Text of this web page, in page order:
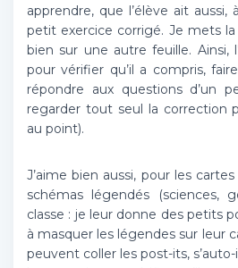
apprendre, que l’élève ait
petit exercice corrigé. Je mets
bien sur une autre feuille. Ainsi,
pour vérifier qu’il a compris,
répondre aux questions d’un
regarder tout seul la correction
au point).
J’aime bien aussi, pour les
schémas légendés (sciences,
classe : je leur donne des petits
à masquer les légendes sur leur
peuvent coller les post-its,